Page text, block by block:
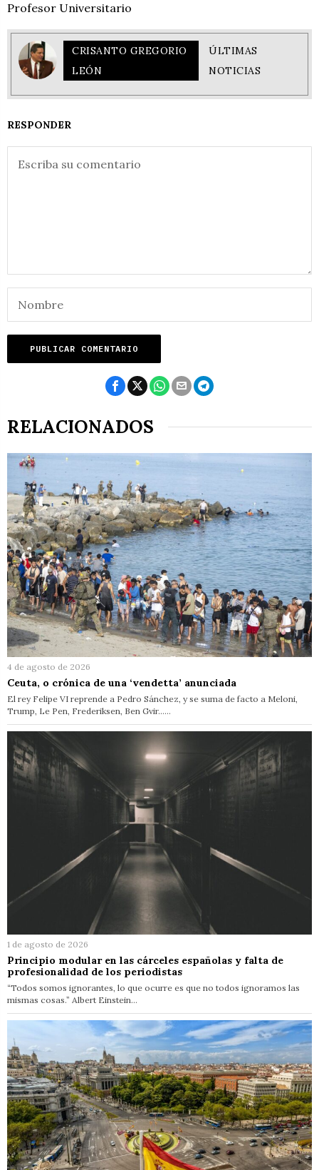
Profesor Universitario
CRISANTO GREGORIO
LEÓN
ÚLTIMAS
NOTICIAS
RESPONDER
RELACIONADOS
4 de agosto de 2026
Ceuta, o crónica de una ‘vendetta’ anunciada
El rey Felipe VI reprende a Pedro Sánchez, y se suma de facto a Meloni,
Trump, Le Pen, Frederiksen, Ben Gvir……
1 de agosto de 2026
Principio modular en las cárceles españolas y falta de
profesionalidad de los periodistas
“Todos somos ignorantes, lo que ocurre es que no todos ignoramos las
mismas cosas.” Albert Einstein…